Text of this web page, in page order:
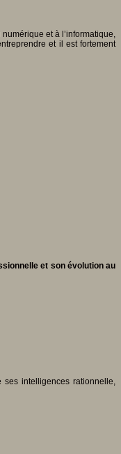
et à l’informatique,
et il est fortement
et son évolution au
intelligences rationnelle,